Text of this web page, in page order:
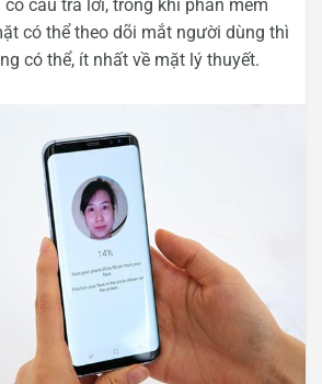
câu trả lời, trong khi phần mềm
có thể theo dõi mắt người dùng thì
có thể, ít nhất về mặt lý thuyết.